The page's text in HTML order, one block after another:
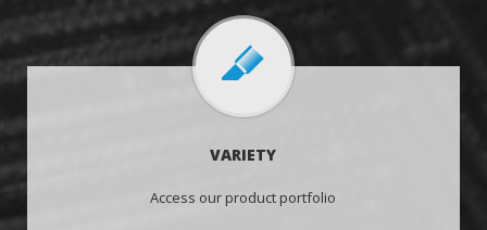
VARIETY
Access our product portfolio